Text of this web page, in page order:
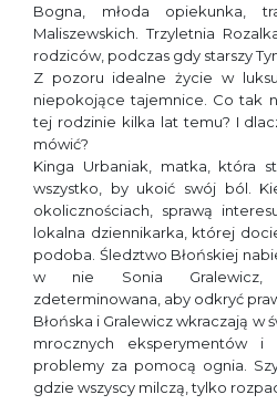
Bogna, młoda opiekunka,
Maliszewskich. Trzyletnia
rodziców, podczas gdy starszy
Z pozoru idealne życie w
niepokojące tajemnice. Co tak
tej rodzinie kilka lat temu? I
mówić?
Kinga Urbaniak, matka, która
wszystko, by ukoić swój ból.
okolicznościach, sprawą
lokalna dziennikarka, której
podoba. Śledztwo Błońskiej
w nie Sonia Gralewicz,
zdeterminowana, aby odkryć
Błońska i Gralewicz wkraczają w
mrocznych eksperymentów i
problemy za pomocą ognia.
gdzie wszyscy milczą, tylko